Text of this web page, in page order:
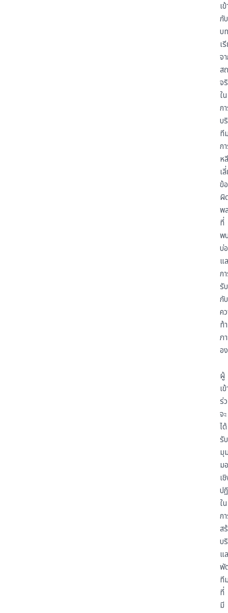
เ
กับ
บท
เ
จ
ส
จ
ใน
ก
บ
ที
ก
ห
เ
ข้อ
ผิ
พ
ที่
พ
บ่
แ
ก
รั
กับ
ค
ท้
ภ
อ
ผู้
เ
ร่
จะ
ได้
รับ
มุ
ม
เ
ป
ใน
ก
ส
บ
แ
พั
ที
ที่
มี